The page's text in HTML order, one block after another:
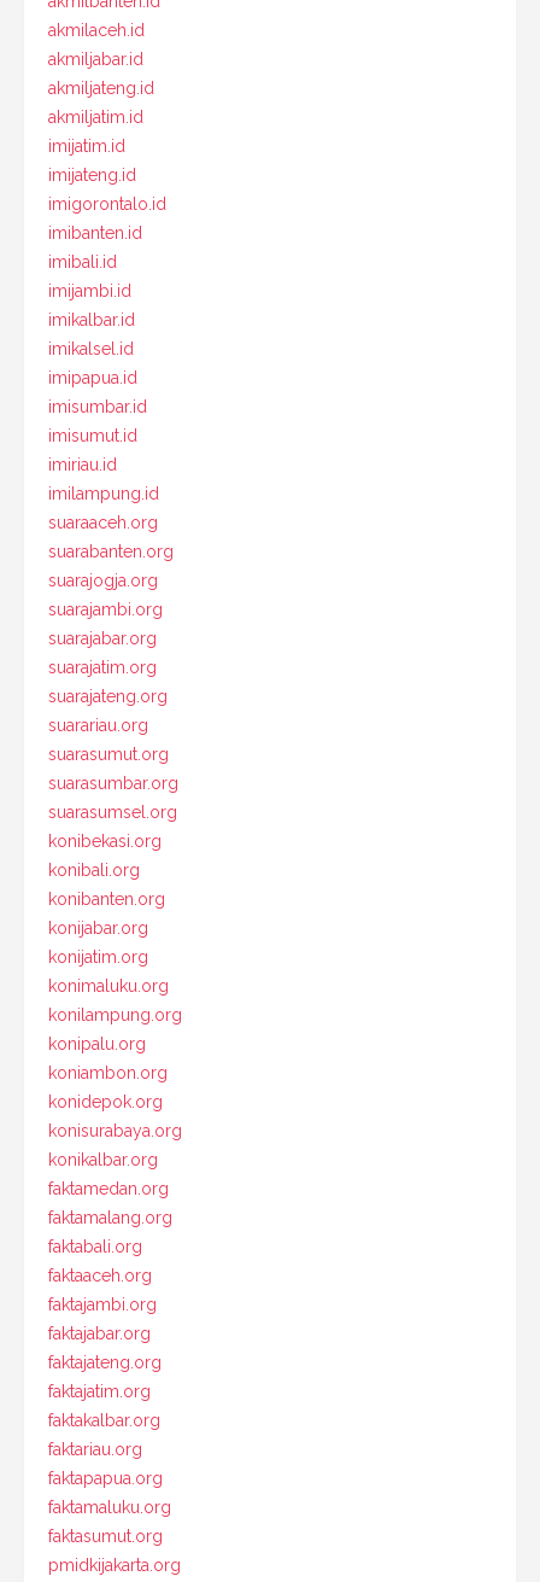
akmilaceh.id
akmiljabar.id
akmiljateng.id
akmiljatim.id
imijatim.id
imijateng.id
imigorontalo.id
imibanten.id
imibali.id
imijambi.id
imikalbar.id
imikalsel.id
imipapua.id
imisumbar.id
imisumut.id
imiriau.id
imilampung.id
suaraaceh.org
suarabanten.org
suarajogja.org
suarajambi.org
suarajabar.org
suarajatim.org
suarajateng.org
suarariau.org
suarasumut.org
suarasumbar.org
suarasumsel.org
konibekasi.org
konibali.org
konibanten.org
konijabar.org
konijatim.org
konimaluku.org
konilampung.org
konipalu.org
koniambon.org
konidepok.org
konisurabaya.org
konikalbar.org
faktamedan.org
faktamalang.org
faktabali.org
faktaaceh.org
faktajambi.org
faktajabar.org
faktajateng.org
faktajatim.org
faktakalbar.org
faktariau.org
faktapapua.org
faktamaluku.org
faktasumut.org
pmidkijakarta.org